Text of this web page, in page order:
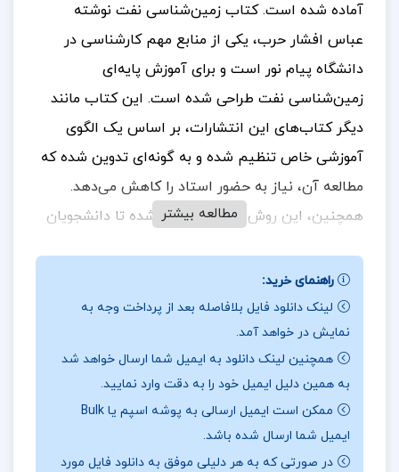
آماده شده است. کتاب زمین‌شناسی نفت نوشته
عباس افشار حرب، یکی از منابع مهم کارشناسی در
دانشگاه پیام نور است و برای آموزش پایه‌ای
زمین‌شناسی نفت طراحی شده است. این کتاب مانند
دیگر کتاب‌های این انتشارات، بر اساس یک الگوی
آموزشی خاص تنظیم شده و به گونه‌ای تدوین شده که
مطالعه آن، نیاز به حضور استاد را کاهش می‌دهد.
همچنین، این روش آموزشی باعث شده تا دانشجویان
درک کنند و در مباحث تخصصی مهارت کسب کنند
در بخشی از کتاب زمین شناسی نفت دکتر عباس افشار
حرب
سرعت رسوبگذاری نیز حدی دارد. اگر سرعت رسوبگذاری
کم باشد ذرات مواد آلی در جریان اکسیژن محلول در
مطالعه بیشتر
راهنمای خرید:
لینک دانلود فایل بلافاصله بعد از پرداخت وجه به
نمایش در خواهد آمد.
همچنین لینک دانلود به ایمیل شما ارسال خواهد شد
به همین دلیل ایمیل خود را به دقت وارد نمایید.
ممکن است ایمیل ارسالی به پوشه اسپم یا Bulk
ایمیل شما ارسال شده باشد.
در صورتی که به هر دلیلی موفق به دانلود فایل مورد